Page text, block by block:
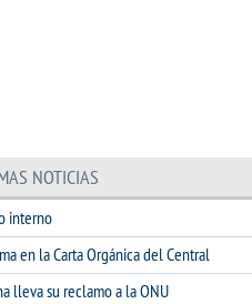
NOTICIAS
interno
en la Carta Orgánica del Central
lleva su reclamo a la ONU